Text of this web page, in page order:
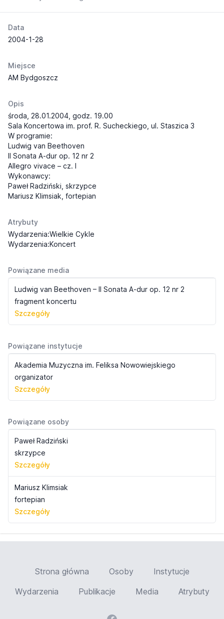
Data
2004-1-28
Miejsce
AM Bydgoszcz
Opis
środa, 28.01.2004, godz. 19.00
Sala Koncertowa im. prof. R. Sucheckiego, ul. Staszica 3
W programie:
Ludwig van Beethoven
II Sonata A-dur op. 12 nr 2
Allegro vivace – cz. I
Wykonawcy:
Paweł Radziński, skrzypce
Mariusz Klimsiak, fortepian
Atrybuty
Wydarzenia:Wielkie Cykle
Wydarzenia:Koncert
Powiązane media
Ludwig van Beethoven – II Sonata A-dur op. 12 nr 2
fragment koncertu
Szczegóły
Powiązane instytucje
Akademia Muzyczna im. Feliksa Nowowiejskiego
organizator
Szczegóły
Powiązane osoby
Paweł Radziński
skrzypce
Szczegóły
Mariusz Klimsiak
fortepian
Szczegóły
Strona główna Osoby
Instytucje
Wydarzenia
Publikacje Media Atrybuty